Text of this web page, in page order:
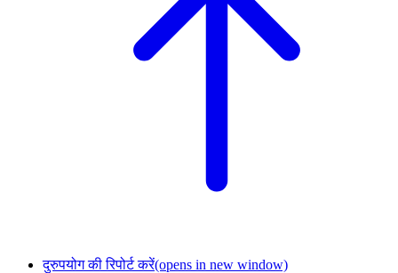
दुरुपयोग की रिपोर्ट करें(opens in new window)